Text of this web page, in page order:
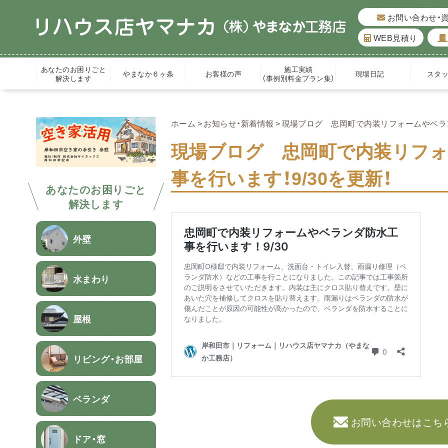
お問い合わせ・
WEB見積り
あなたのお困りごと
解決します
やまなか６ヶ条 お客様の声
施工実績
（事例別料金プラン集）
現場日記 スタ
あなたのお困りごと
解決します
外壁
水まわり
屋根
リビング・お部屋
ベランダ
ドア・窓
ホーム お知らせ・新着情報 現場ブログ 忠岡町で内装リフォームやベラ
現場ブログ 忠岡町で内装リフ
事を行います！9/30を更新！
お問い合わせはこち